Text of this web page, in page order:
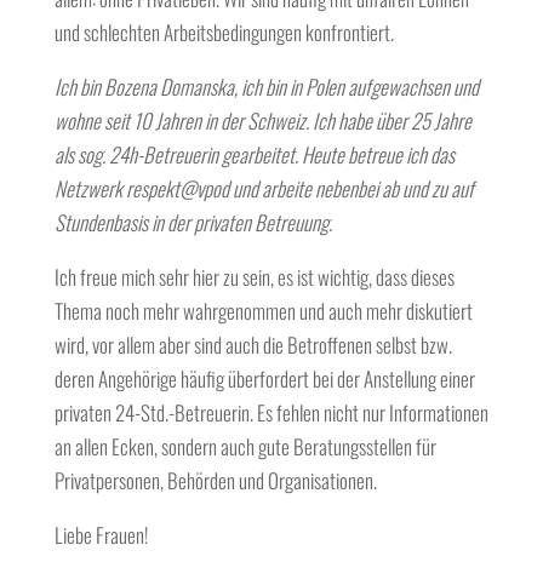
und schlechten Arbeitsbedingungen konfrontiert.
Ich bin Bozena Domanska, ich bin in Polen aufgewachsen und
wohne seit 10 Jahren in der Schweiz. Ich habe über 25 Jahre
als sog. 24h-Betreuerin gearbeitet. Heute betreue ich das
Netzwerk respekt@vpod und arbeite nebenbei ab und zu auf
Stundenbasis in der privaten Betreuung.
Ich freue mich sehr hier zu sein, es ist wichtig, dass dieses
Thema noch mehr wahrgenommen und auch mehr diskutiert
wird, vor allem aber sind auch die Betroffenen selbst bzw.
deren Angehörige häufig überfordert bei der Anstellung einer
privaten 24-Std.-Betreuerin. Es fehlen nicht nur Informationen
an allen Ecken, sondern auch gute Beratungsstellen für
Privatpersonen, Behörden und Organisationen.
Liebe Frauen!